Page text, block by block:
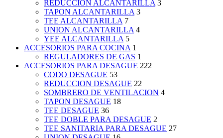
REDUCCION ALCANTARILLA 3
TAPON ALCANTARILLA 3
TEE ALCANTARILLA 7
UNION ALCANTARILLA 4
YEE ALCANTARILLA 5
ACCESORIOS PARA COCINA 1
REGULADORES DE GAS 1
ACCESORIOS PARA DESAGUE 222
CODO DESAGUE 53
REDUCCION DESAGUE 22
SOMBRERO DE VENTILACION 4
TAPON DESAGUE 18
TEE DESAGUE 36
TEE DOBLE PARA DESAGUE 2
TEE SANITARIA PARA DESAGUE 27